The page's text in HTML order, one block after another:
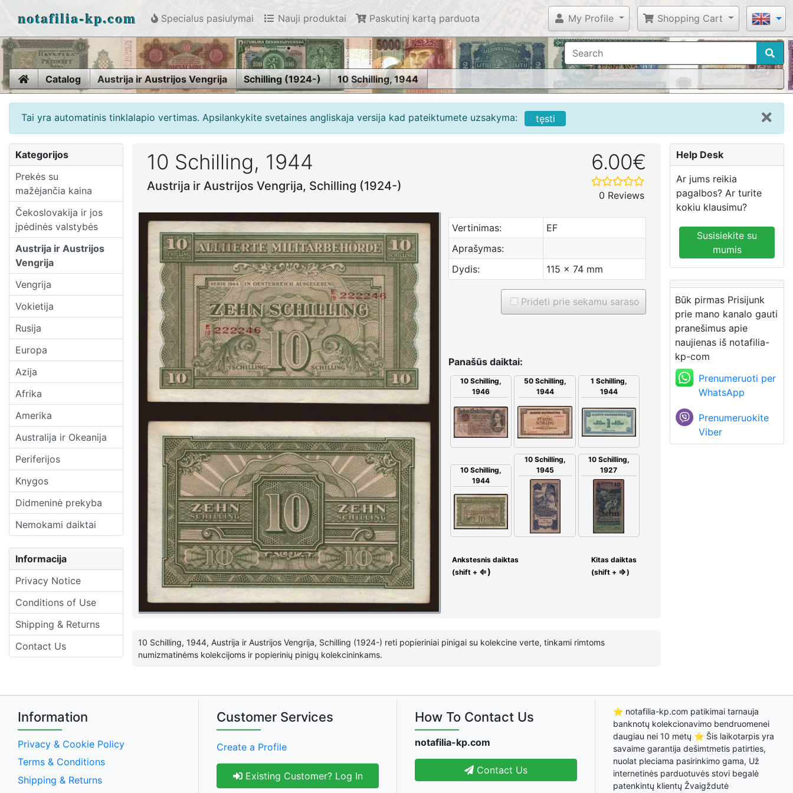
notafilia-kp.com Specialus pasiulymai Nauji produktai Paskutinį kartą parduota My Profile Shopping Cart
HomeCatalog Austrija ir Austrijos Vengrija Schilling (1924-) 10 Schilling, 1944
Tai yra automatinis tinklalapio vertimas. Apsilankykite svetaines angliskaja versija kad pateiktumete uzsakyma: tęsti
Kategorijos
Prekės su
mažėjančia kaina
Čekoslovakija ir jos
įpėdinės valstybės
Austrija ir Austrijos
Vengrija
Vengrija
Vokietija
Rusija
Europa
Azija
Afrika
Amerika
Australija ir Okeanija
Periferijos
Knygos
Didmeninė prekyba
Nemokami daiktai
Informacija
Privacy Notice
Conditions of Use
Shipping & Returns
Contact Us
10 Schilling, 1944
Austrija ir Austrijos Vengrija, Schilling (1924-)
6.00€
0 Reviews
Vertinimas:
EF
Aprašymas:
Dydis:
115 x 74 mm
Prideti prie sekamu saraso
Panašūs daiktai:
10 Schilling,
1946
50 Schilling,
1944
1 Schilling,
1944
10 Schilling,
1944
10 Schilling,
1945
10 Schilling,
1927
Ankstesnis daiktas
(shift + ⇐)
Kitas daiktas
(shift + ⇒)
10 Schilling, 1944, Austrija ir Austrijos Vengrija, Schilling (1924-) reti popieriniai pinigai su kolekcine verte, tinkami rimtoms
numizmatinėms kolekcijoms ir popierinių pinigų kolekcininkams.
Help Desk
Ar jums reikia
pagalbos? Ar turite
kokiu klausimu?
Susisiekite su
mumis
Būk pirmas Prisijunk
prie mano kanalo gauti
pranešimus apie
naujienas iš notafilia-
kp-com
Prenumeruoti per
WhatsApp
Prenumeruokite
Viber
Information
Privacy & Cookie Policy
Terms & Conditions
Shipping & Returns
Customer Services
Create a Profile
Existing Customer? Log In
How To Contact Us
notafilia-kp.com
Contact Us
⭐ notafilia-kp.com patikimai tarnauja
banknotų kolekcionavimo bendruomenei
daugiau nei 10 metų ⭐ Šis laikotarpis yra
savaime garantija dešimtmetis patirties,
nuolat pleciama pasirinkimo gama, Už
internetinės parduotuvės stovi begalė
patenkintų klientų Žvaigždutė